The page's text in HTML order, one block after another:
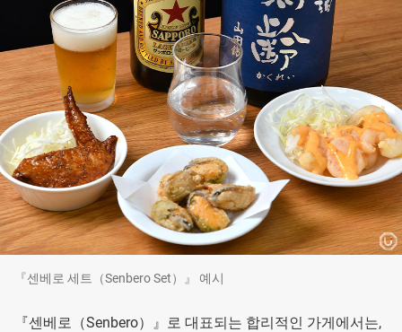
『센베로 세트（Senbero Set）』 예시
『센베로（Senbero）』로 대표되는 합리적인 가게에서는,